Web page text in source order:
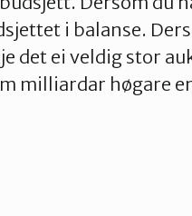
i balanse.
det ei veldig stor
milliardar høgare